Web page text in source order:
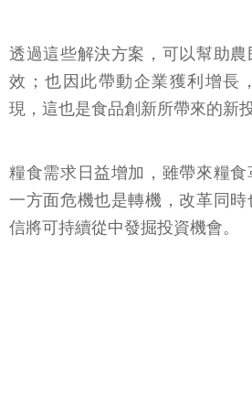
透過這些解決方案，可以幫助
效；也因此帶動企業獲利增長
現，這也是食品創新所帶來的新
糧食需求日益增加，雖帶來糧
一方面危機也是轉機，改革同
信將可持續從中發掘投資機會。